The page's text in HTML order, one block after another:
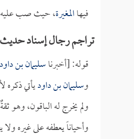
فيهاالمغيرة، حيث صب عليه
تراجم رجال إسناد حديث
قوله: [أخبرناسليمان بن داود
وسليمان بن داوديأتي ذكره
ولم يخرج له الباقون، وهو
وأحياناً يعطفه على غيره